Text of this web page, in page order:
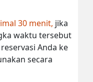
30 menit, jika
waktu tersebut
Anda ke
secara